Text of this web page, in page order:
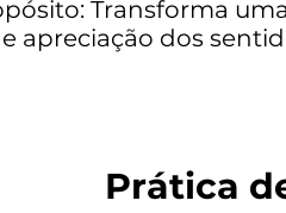
Transforma
apreciação dos
Prática